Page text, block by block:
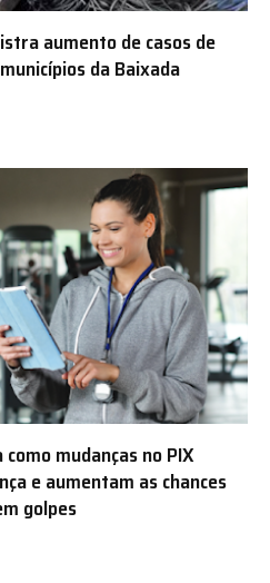
aumento de casos de
da Baixada
mudanças no PIX
e aumentam as chances
golpes